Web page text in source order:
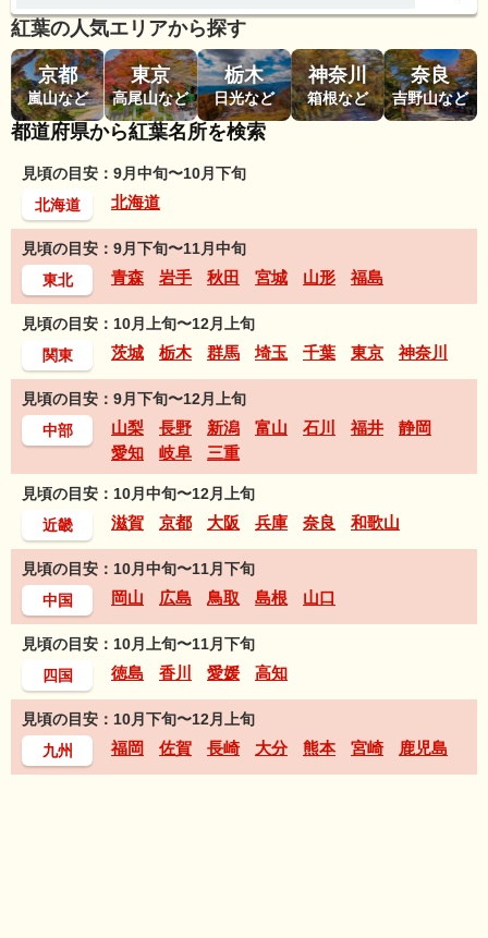
紅葉の人気エリアから探す
京都
嵐山など
東京
高尾山など
栃木
日光など
神奈川
箱根など
奈良
吉野山など
都道府県から紅葉名所を検索
見頃の目安：9月中旬〜10月下旬
北海道
北海道
見頃の目安：9月下旬〜11月中旬
東北
青森 岩手 秋田 宮城 山形 福島
見頃の目安：10月上旬〜12月上旬
関東
茨城 栃木 群馬 埼玉 千葉 東京 神奈川
見頃の目安：9月下旬〜12月上旬
中部
山梨 長野 新潟 富山 石川 福井
静岡
愛知
岐阜 三重
見頃の目安：10月中旬〜12月上旬
近畿
滋賀 京都 大阪 兵庫 奈良 和歌山
見頃の目安：10月中旬〜11月下旬
中国
岡山 広島 鳥取 島根 山口
見頃の目安：10月上旬〜11月下旬
四国
徳島 香川 愛媛 高知
見頃の目安：10月下旬〜12月上旬
九州
福岡 佐賀 長崎 大分 熊本 宮崎 鹿児島